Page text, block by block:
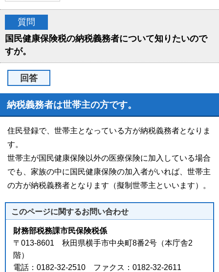
質問
国民健康保険税の納税義務者について知りたいので
すが。
回答
納税義務者は世帯主の方です。
住民登録で、世帯主となっている方が納税義務者となりま
す。
世帯主が国民健康保険以外の医療保険に加入している場合
でも、家族の中に国民健康保険の加入者がいれば、世帯主
の方が納税義務者となります（擬制世帯主といいます）。
このページに関するお問い合わせ
財務部税務課市民保険税係
〒013-8601 秋田県横手市中央町8番2号（本庁舎2
階）
電話：0182-32-2510 ファクス：0182-32-2611